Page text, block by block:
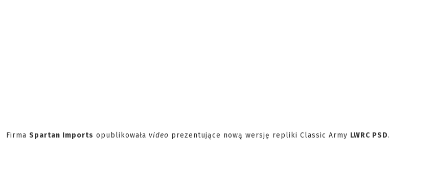
Firma Spartan Imports opublikowała video prezentujące nową wersję repliki Classic Army LWRC PSD.